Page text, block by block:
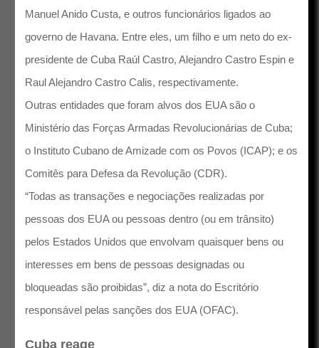
Manuel Anido Custa, e outros funcionários ligados ao
governo de Havana. Entre eles, um filho e um neto do ex-
presidente de Cuba Raúl Castro, Alejandro Castro Espin e
Raul Alejandro Castro Calis, respectivamente.
Outras entidades que foram alvos dos EUA são o
Ministério das Forças Armadas Revolucionárias de Cuba;
o Instituto Cubano de Amizade com os Povos (ICAP); e os
Comitês para Defesa da Revolução (CDR).
“Todas as transações e negociações realizadas por
pessoas dos EUA ou pessoas dentro (ou em trânsito)
pelos Estados Unidos que envolvam quaisquer bens ou
interesses em bens de pessoas designadas ou
bloqueadas são proibidas”, diz a notado Escritório
responsável pelas sanções dos EUA (OFAC).
Cuba reage